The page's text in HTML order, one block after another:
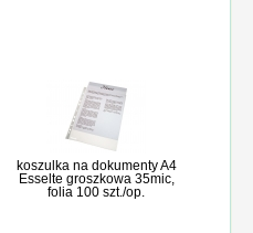
koszulka na dokumenty A4
Esselte groszkowa 35mic,
folia 100 szt./op.